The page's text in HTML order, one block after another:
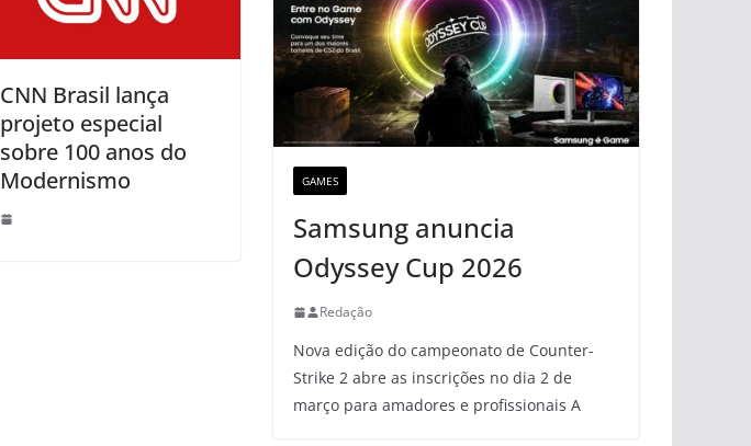
CNN Brasil lança
projeto especial
sobre 100 anos do
Modernismo
GAMES
Samsung anuncia
Odyssey Cup 2026
Redação
Nova edição do campeonato de Counter-
Strike 2 abre as inscrições no dia 2 de
março para amadores e profissionais A